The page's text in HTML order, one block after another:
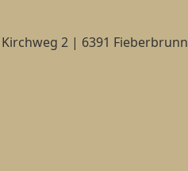
2 | 6391 Fieberbrunn